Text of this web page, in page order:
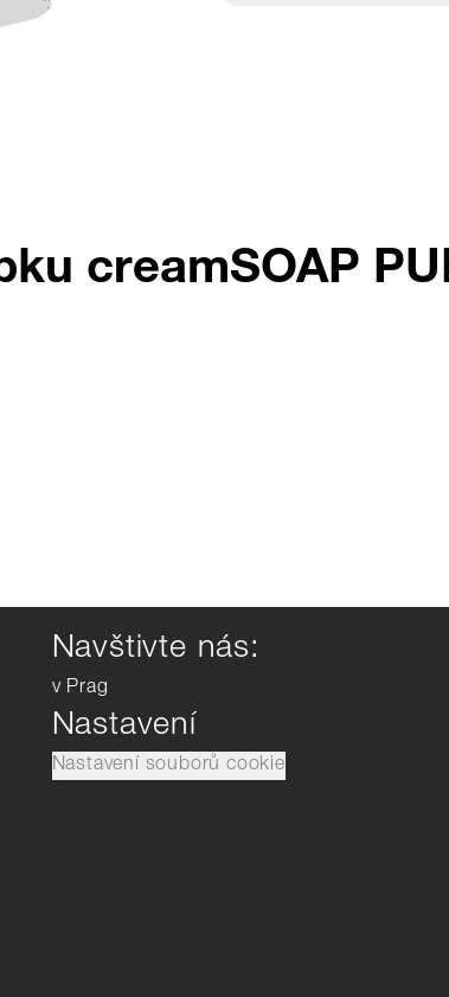
creamSOAP
Navštivte nás:
v Prag
Nastavení
Nastavení souborů cookie